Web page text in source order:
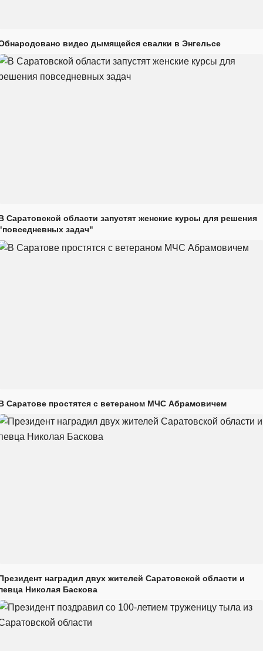
видео дымящейся свалки в Энгельсе
Саратовской области запустят женские курсы для решения
задач"
Саратове простятся с ветераном МЧС Абрамовичем
наградил двух жителей Саратовской области и
Николая Баскова